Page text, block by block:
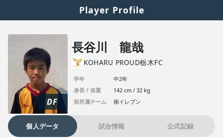
Player Profile
DF
長谷川 龍哉
KOHARU PROUD栃木FC
学年
中2年
身長 / 体重
142 cm / 32 kg
前所属チーム
南イレブン
個人データ 試合情報 公式記録